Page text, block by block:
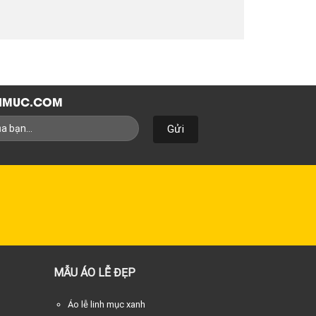
MẪU ÁO LỄ ĐẸP
Áo lễ linh mục xanh